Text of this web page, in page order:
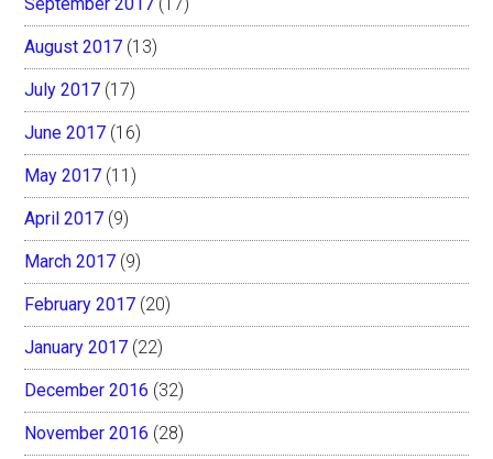
September 2017 (17)
August 2017 (13)
July 2017 (17)
June 2017 (16)
May 2017 (11)
April 2017 (9)
March 2017 (9)
February 2017 (20)
January 2017 (22)
December 2016 (32)
November 2016 (28)